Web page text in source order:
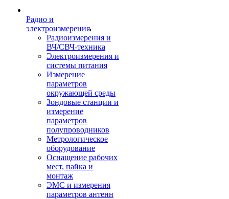
Радио и
электроизмерения
Радиоизмерения и
ВЧ/СВЧ-техника
Электроизмерения и
системы питания
Измерение
параметров
окружающей среды
Зондовые станции и
измерение
параметров
полупроводников
Метрологическое
оборудование
Оснащение рабочих
мест, пайка и
монтаж
ЭМС и измерения
параметров антенн